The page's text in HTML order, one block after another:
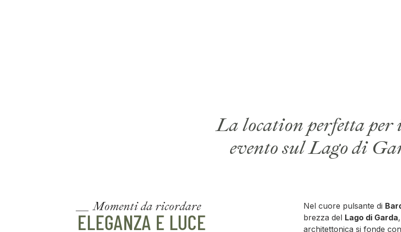
La location perfetta per
evento sul Lago di
__ Momenti da ricordare
ELEGANZA E LUCE
Nel cuore pulsante di
brezza del Lago di Garda
architettonica si fonde